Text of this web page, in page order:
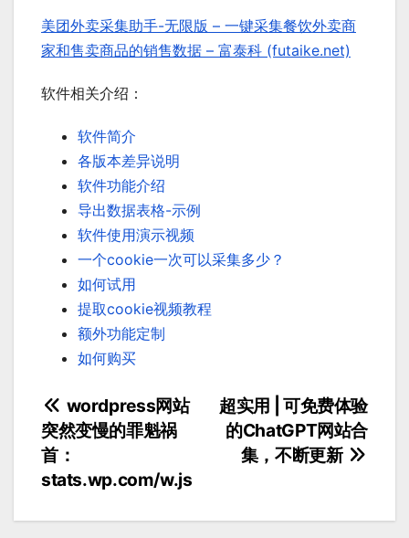
美团外卖采集助手-无限版 – 一键采集餐饮外卖商
家和售卖商品的销售数据 – 富泰科 (futaike.net)
软件相关介绍：
软件简介
各版本差异说明
软件功能介绍
导出数据表格-示例
软件使用演示视频
一个cookie一次可以采集多少？
如何试用
提取cookie视频教程
额外功能定制
如何购买
文
章
导
超实用 | 可免费体验
的ChatGPT网站合
集，不断更新
wordpress网站
突然变慢的罪魁祸
首：
stats.wp.com/w.js